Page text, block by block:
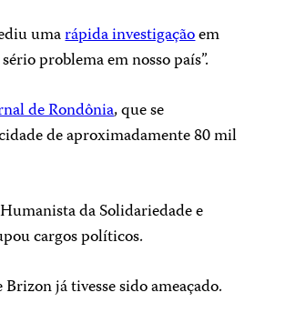
umarápida investigaçãoem
problema em nosso país”.
de Rondônia, que se
de aproximadamente 80 mil
da Solidariedade e
cargos políticos.
já tivesse sido ameaçado.